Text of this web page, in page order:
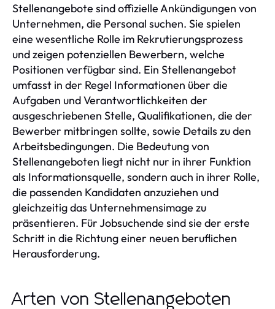
Stellenangebote sind offizielle Ankündigungen von
Unternehmen, die Personal suchen. Sie spielen
eine wesentliche Rolle im Rekrutierungsprozess
und zeigen potenziellen Bewerbern, welche
Positionen verfügbar sind. Ein Stellenangebot
umfasst in der Regel Informationen über die
Aufgaben und Verantwortlichkeiten der
ausgeschriebenen Stelle, Qualifikationen, die der
Bewerber mitbringen sollte, sowie Details zu den
Arbeitsbedingungen. Die Bedeutung von
Stellenangeboten liegt nicht nur in ihrer Funktion
als Informationsquelle, sondern auch in ihrer Rolle,
die passenden Kandidaten anzuziehen und
gleichzeitig das Unternehmensimage zu
präsentieren. Für Jobsuchende sind sie der erste
Schritt in die Richtung einer neuen beruflichen
Herausforderung.
Arten von Stellenangeboten